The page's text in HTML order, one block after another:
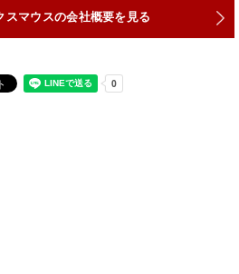
スマウスの会社概要を見る